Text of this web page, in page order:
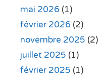
mai 2026 (1)
février 2026 (2)
novembre 2025 (2)
juillet 2025 (1)
février 2025 (1)